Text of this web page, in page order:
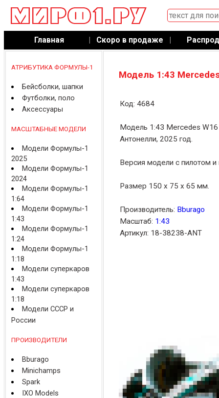
Главная | Скоро в продаже |
АТРИБУТИКА ФОРМУЛЫ-1
Бейсболки, шапки
Футболки, поло
Аксессуары
МАСШТАБНЫЕ МОДЕЛИ
Модели Формулы-1
2025
Модели Формулы-1
2024
Модели Формулы-1
1:64
Модели Формулы-1
1:43
Модели Формулы-1
1:24
Модели Формулы-1
1:18
Модели суперкаров
1:43
Модели суперкаров
1:18
Модели СССР и
России
ПРОИЗВОДИТЕЛИ
Bburago
Minichamps
Spark
IXO Models
Модель 1:43
Код: 4684
Модель 1:43 Mercedes
Антонелли, 2025 год.
Версия модели с пилотом и
Размер 150 x 75 x 65 мм.
Производитель: Bburago
Масштаб: 1:43
Артикул: 18-38238-ANT